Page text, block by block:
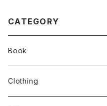
CATEGORY
Book
stacks
Clothing